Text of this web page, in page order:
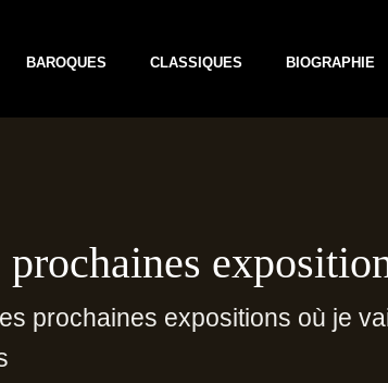
BAROQUES CLASSIQUES BIOGRAPHIE
prochaines
prochaines expositions où je